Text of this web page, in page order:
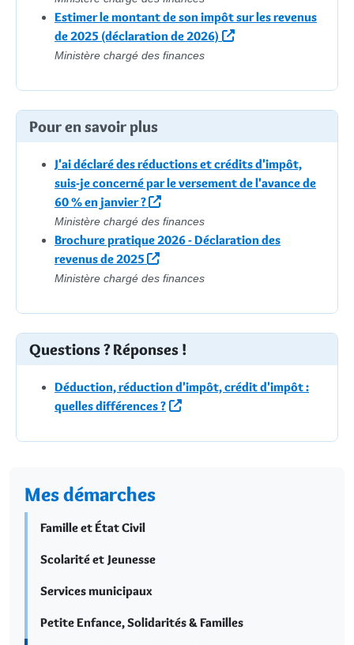
Estimer le montant de son impôt sur les revenus
de 2025 (déclaration de 2026)
Ministère chargé des finances
Pour en savoir plus
J'ai déclaré des réductions et crédits d'impôt,
suis-je concerné par le versement de l'avance de
60 % en janvier ?
Ministère chargé des finances
Brochure pratique 2026 - Déclaration des
revenus de 2025
Ministère chargé des finances
Questions ? Réponses !
Déduction, réduction d'impôt, crédit d'impôt :
quelles différences ?
Mes démarches
Famille et État Civil
Scolarité et Jeunesse
Services municipaux
Petite Enfance, Solidarités & Familles